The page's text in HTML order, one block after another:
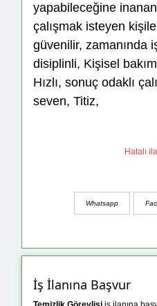
yapabileceğine
çalışmak isteyen
güvenilir, zamanında
disiplinli, Kişisel
Hızlı, sonuç odaklı
seven, Titiz,
Hatalı
Whatsapp
İş İlanına Başvur